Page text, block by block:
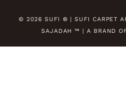
© 2026 SUFI ® | SUFI CARPET
SAJADAH ™ | A BRAND